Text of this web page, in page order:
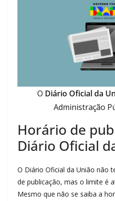
O Diário Oficial da
Administração
Horário de
Diário Oficial
O Diário Oficial da União não
de publicação, mas o limite é
Mesmo que não se saiba a